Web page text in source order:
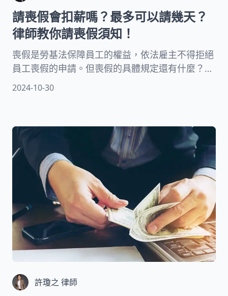
請喪假會扣薪嗎？最多可以請幾天？
律師教你請喪假須知！
喪假是勞基法保障員工的權益，依法雇主不得拒絕
員工喪假的申請。但喪假的具體規定還有什麼？喪
假需在幾天內用完？三等親的喪假天數有多少？本
2024-10-30
許瓊之 律師